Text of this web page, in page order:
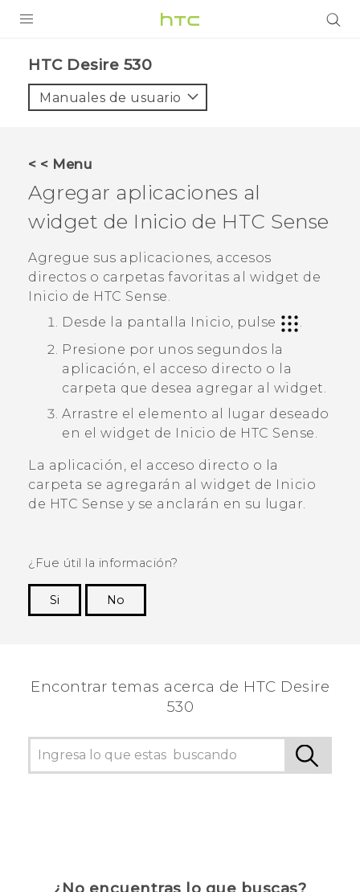
VIVE
VIVERSE
AYUDA
HTC Devices & Accessories
Video Tutorials
HTC Desire 530‎
Manuales de usuario
< < Menu
Agregar aplicaciones al
widget de Inicio de HTC Sense
Agregue sus aplicaciones, accesos
directos o carpetas favoritas al widget de
Inicio de HTC Sense.
Desde la pantalla
Inicio, pulse
.
Presione por unos segundos la
aplicación, el acceso directo o la
carpeta que desea agregar al widget.
Arrastre el elemento al lugar deseado
en el widget de Inicio de HTC Sense
La aplicación, el acceso directo o la
carpeta se agregarán al widget de Inicio
de HTC Sense y se anclarán en su lugar.
¿Fue útil la información?
Si
No
Encontrar temas acerca de HTC Desire
530
¿No encuentras lo que buscas?